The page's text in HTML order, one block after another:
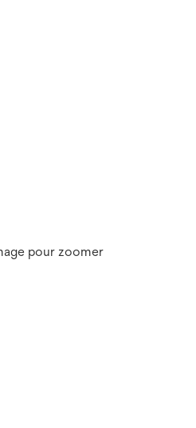
pour zoomer